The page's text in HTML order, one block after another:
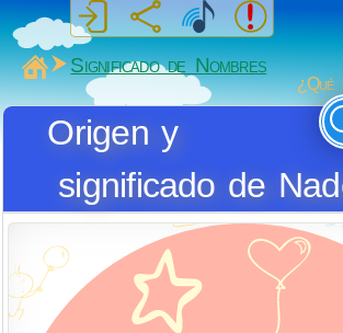
MiSabueso
Significado de Nombres
¿Qué
Origen y
significado de